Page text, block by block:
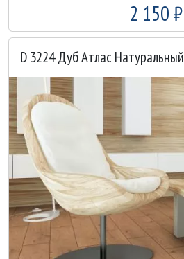
2 150 ₽
D 3224 Дуб Атлас Натуральный